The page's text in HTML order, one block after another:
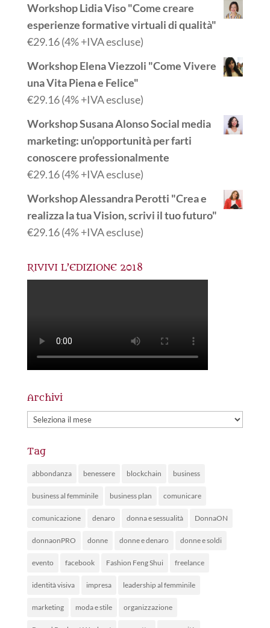
Workshop Lidia Viso "Come creare
esperienze formative virtuali di qualità"
€29.16(4% +IVA escluse)
Workshop Elena Viezzoli "Come Vivere
una Vita Piena e Felice"
€29.16(4% +IVA escluse)
Workshop Susana Alonso Social media
marketing: un’opportunità per farti
conoscere professionalmente
€29.16(4% +IVA escluse)
Workshop Alessandra Perotti "Crea e
realizza la tua Vision, scrivi il tuo futuro"
€29.16(4% +IVA escluse)
RIVIVI L’EDIZIONE 2018
Archivi
Archivi
Tag
abbondanza benessere blockchain business
business al femminile business plan comunicare
comunicazione denaro donna e sessualità DonnaON
donnaonPRO donne donne e denaro donne e soldi
evento facebook Fashion Feng Shui freelance
identità visiva impresa leadership al femminile
marketing moda e stile organizzazione